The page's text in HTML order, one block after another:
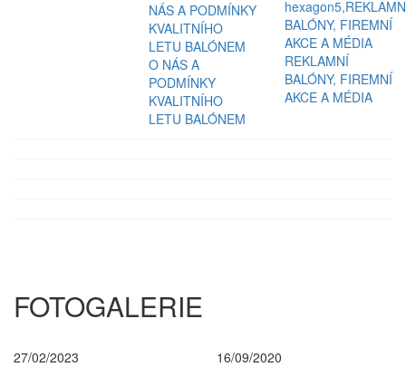
O NÁS A
PODMÍNKY
KVALITNÍHO
LETU BALÓNEM
REKLAMNÍ
BALÓNY, FIREMNÍ
AKCE A MÉDIA
FOTOGALERIE
27/02/2023 16/09/2020